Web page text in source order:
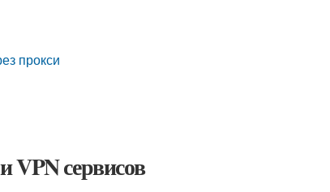
прокси
VPN сервисов